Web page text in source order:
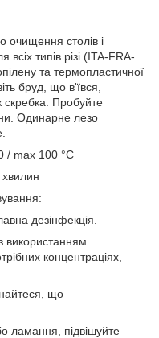
очищення столів і
типів різі (ITA-FRA-
та термопластичної
бруд, що в'ївся,
скребка. Пробуйте
Одинарне лезо
/ max 100 °C
дезінфекція.
використанням
концентраціях,
що
ламання, підвішуйте